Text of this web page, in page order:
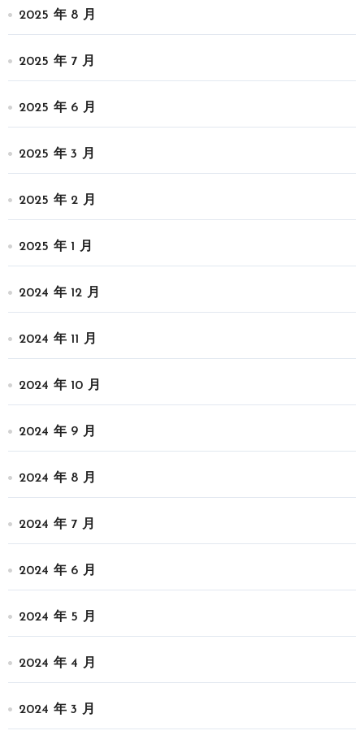
2025 年 8 月
2025 年 7 月
2025 年 6 月
2025 年 3 月
2025 年 2 月
2025 年 1 月
2024 年 12 月
2024 年 11 月
2024 年 10 月
2024 年 9 月
2024 年 8 月
2024 年 7 月
2024 年 6 月
2024 年 5 月
2024 年 4 月
2024 年 3 月